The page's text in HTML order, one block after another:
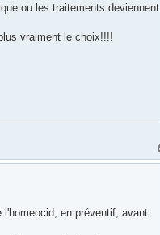
ou les traitements deviennent
vraiment le choix!!!!
en préventif, avant